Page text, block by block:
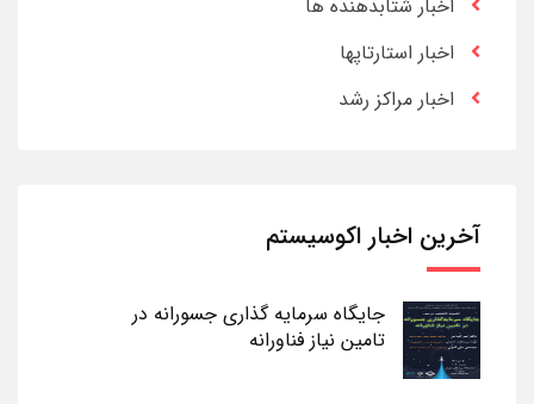
اخبار شتابدهنده ها
اخبار استارتاپها
اخبار مراکز رشد
آخرین اخبار اکوسیستم
جایگاه سرمایه گذاری جسورانه در
تامین نیاز فناورانه